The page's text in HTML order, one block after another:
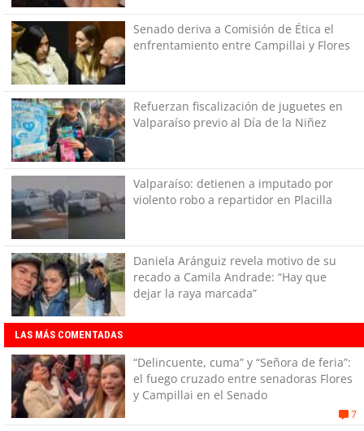
Senado deriva a Comisión de Ética el
enfrentamiento entre Campillai y Flores
Refuerzan fiscalización de juguetes en
Valparaíso previo al Día de la Niñez
Valparaíso: detienen a imputado por
violento robo a repartidor en Placilla
Daniela Aránguiz revela motivo de su
recado a Camila Andrade: “Hay que
dejar la raya marcada”
LAS MÁS COMENTADAS
“Delincuente, cuma” y “Señora de feria”:
el fuego cruzado entre senadoras Flores
y Campillai en el Senado
7